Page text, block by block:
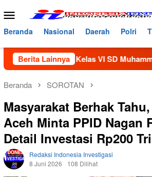
ke
konten
Menu
Mobile
Beranda Nasional Daerah Polri
Berita Lainnya
Kelas VI SD Muhammadiyah di
Beranda SOROTAN
Masyarakat Berhak
Aceh Minta PPID Nagan
Detail Investasi Rp200
Redaksi Indonesia Investigasi
8 Juni 2026
108 Dilihat